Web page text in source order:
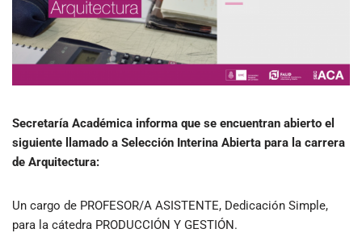
Secretaría Académica informa que se encuentran abierto el
siguiente llamado a Selección Interina Abierta para la carrera
de Arquitectura:
Un cargo de PROFESOR/A ASISTENTE, Dedicación Simple,
para la cátedra PRODUCCIÓN Y GESTIÓN.